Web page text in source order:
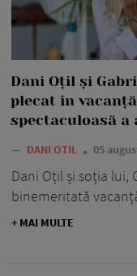
Dani Oțil și
plecat în
spectaculoasă a
— DANI OTIL 05
Dani Oțil și soția lui,
binemeritată
+ MAI MULTE